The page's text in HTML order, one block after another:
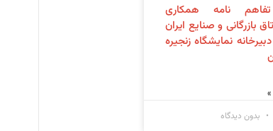
نامه همکاری
بازرگانی و صنایع ایران
نمایشگاه زنجیره
بدون دیدگاه